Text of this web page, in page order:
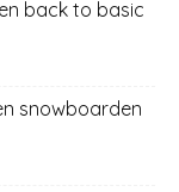
back to basic
snowboarden